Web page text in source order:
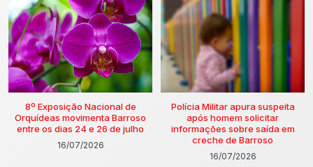
8º Exposição Nacional de
Orquídeas movimenta Barroso
entre os dias 24 e 26 de julho
16/07/2026
Polícia Militar apura suspeita
após homem solicitar
informações sobre saída em
creche de Barroso
16/07/2026